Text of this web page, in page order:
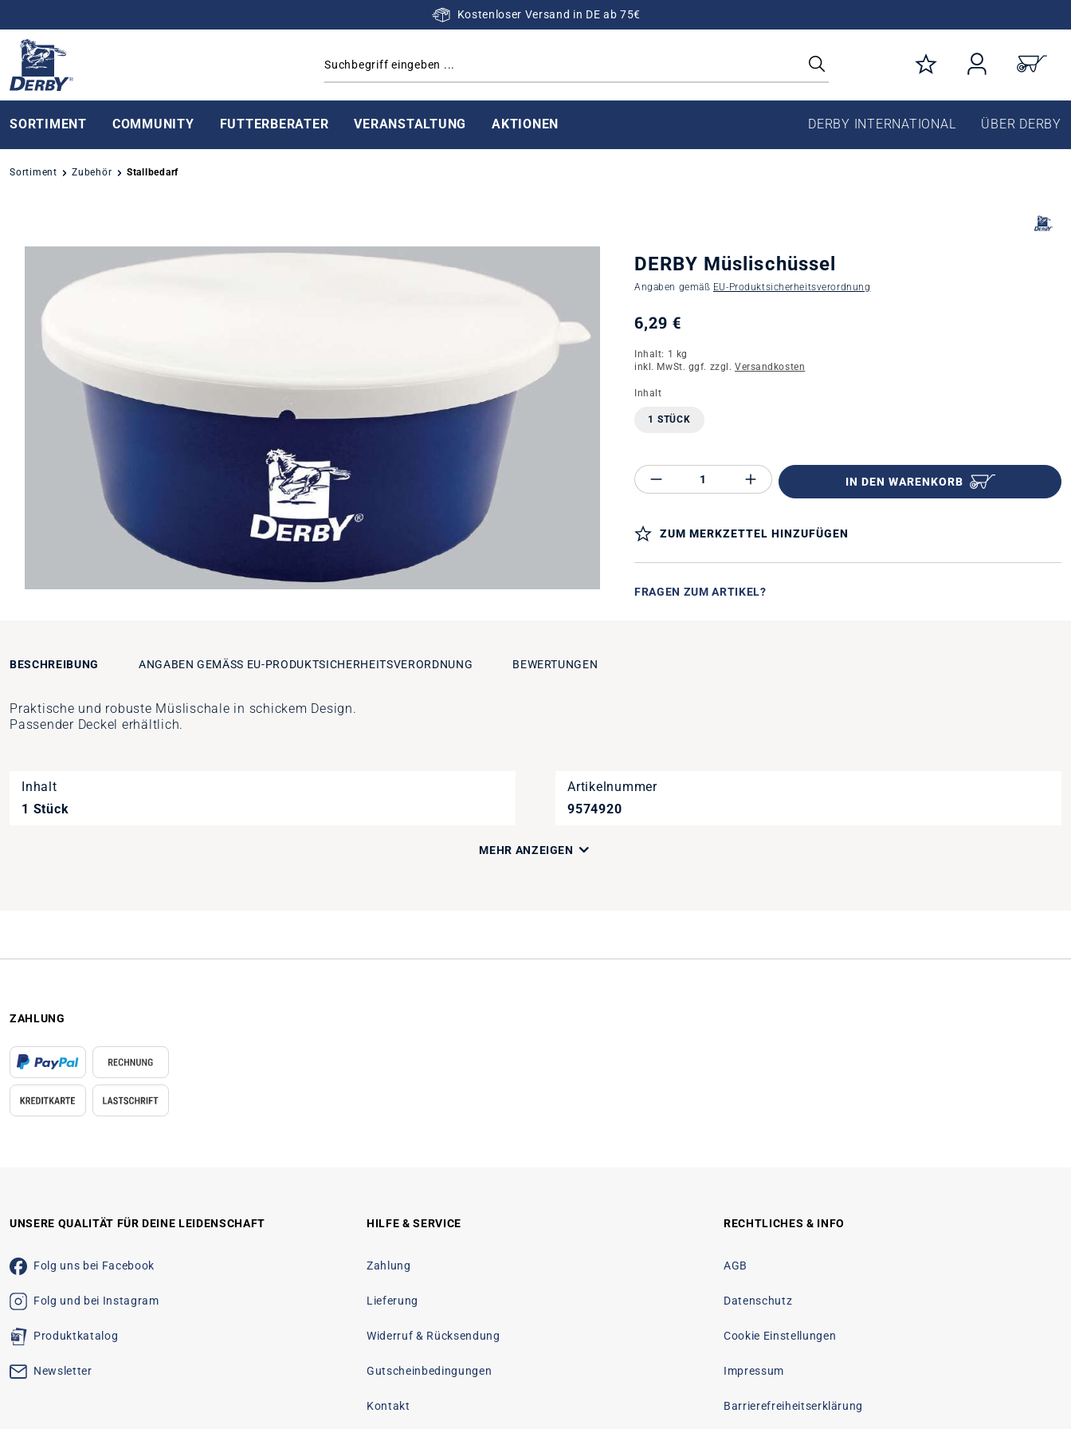
Kostenloser Versand in DE ab 75€
SORTIMENT COMMUNITY FUTTERBERATER VERANSTALTUNG AKTIONEN DERBY INTERNATIONAL ÜBER DERBY
Sortiment Zubehör Stallbedarf
DERBY Müslischüssel
Angaben gemäß EU‑Produktsicherheitsverordnung
6,29 €
Inhalt: 1 kg
inkl. MwSt. ggf. zzgl. Versandkosten
Inhaltauswählen
1 STÜCK
Produkt Anzahl des Produktes "%product%":
IN DEN WARENKORB
ZUM MERKZETTEL HINZUFÜGEN
FRAGEN ZUM ARTIKEL?
BESCHREIBUNG ANGABEN GEMÄSS EU-PRODUKTSICHERHEITSVERORDNUNG BEWERTUNGEN
Praktische und robuste Müslischale in schickem Design.
Passender Deckel erhältlich.
Inhalt
1 Stück
Artikelnummer
9574920
MEHR ANZEIGEN
ZAHLUNG
UNSERE QUALITÄT FÜR DEINE LEIDENSCHAFT
Folg uns bei Facebook
Folg und bei Instagram
Produktkatalog
Newsletter
HILFE & SERVICE
Zahlung
Lieferung
Widerruf & Rücksendung
Gutscheinbedingungen
Kontakt
RECHTLICHES & INFO
AGB
Datenschutz
Cookie Einstellungen
Impressum
Barrierefreiheitserklärung